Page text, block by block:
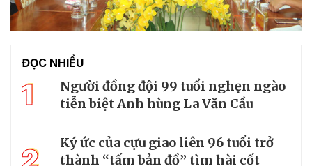
ĐỌC NHIỀU
1
Người đồng đội 99 tuổi nghẹn ngào
tiễn biệt Anh hùng La Văn Cầu
Ký ức của cựu giao liên 96 tuổi trở
thành “tấm bản đồ” tìm hài cốt